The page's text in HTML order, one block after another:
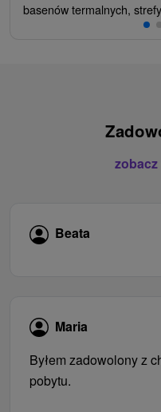
basenów termalnych,
Beata
Maria
Byłem zadowolony z
pobytu.